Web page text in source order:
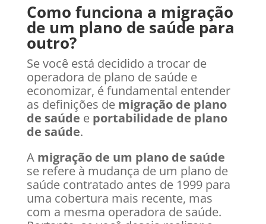
Como funciona a migração
de um plano de saúde para
outro?
Se você está decidido a trocar de
operadora de plano de saúde e
economizar, é fundamental entender
as definições de migração de plano
de saúde e portabilidade de plano
de saúde.
A migração de um plano de saúde
se refere à mudança de um plano de
saúde contratado antes de 1999 para
uma cobertura mais recente, mas
com a mesma operadora de saúde.